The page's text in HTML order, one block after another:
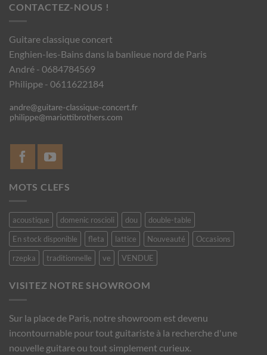
CONTACTEZ-NOUS !
Guitare classique concert
Enghien-les-Bains dans la banlieue nord de Paris
André - 0684784569
Philippe - 0611622184
MOTS CLEFS
acoustique domenic roscioli dou
double-table
En stock disponible
fleta lattice Nouveauté
Occasions
rzepka
traditionnelle ve VENDUE
VISITEZ NOTRE SHOWROOM
Sur la place de Paris, notre showroom est devenu
incontournable pour tout guitariste à la recherche d'une
nouvelle guitare ou tout simplement curieux.